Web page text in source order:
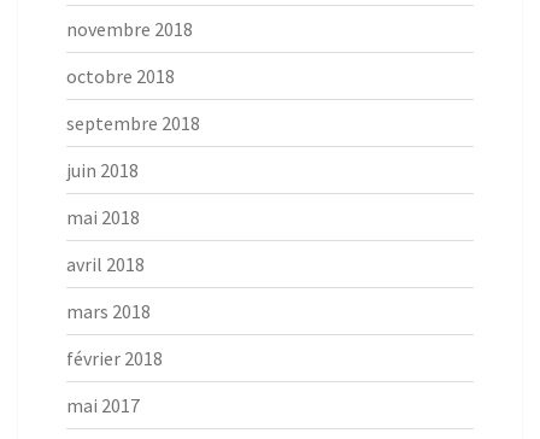
novembre 2018
octobre 2018
septembre 2018
juin 2018
mai 2018
avril 2018
mars 2018
février 2018
mai 2017